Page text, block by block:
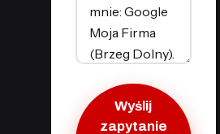
Wyślij
zapytanie